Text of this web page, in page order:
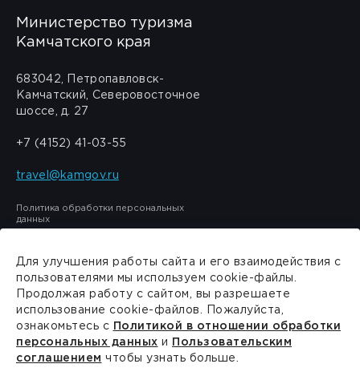
Министерство туризма
Камчатского края
683042, Петропавловск-
Камчатский, Северовосточное
шоссе, д. 27
+7 (4152) 41-03-55
travel@kamgov.ru
Политика обработки персональных
данных
Сделано в
Для улучшения работы сайта и его взаимодействия с
пользователями мы используем cookie-файлы.
Продолжая работу с сайтом, вы разрешаете
использование cookie-файлов. Пожалуйста,
ознакомьтесь с Политикой в отношении обработки
персональных данных и
Пользовательским
соглашением чтобы узнать больше.